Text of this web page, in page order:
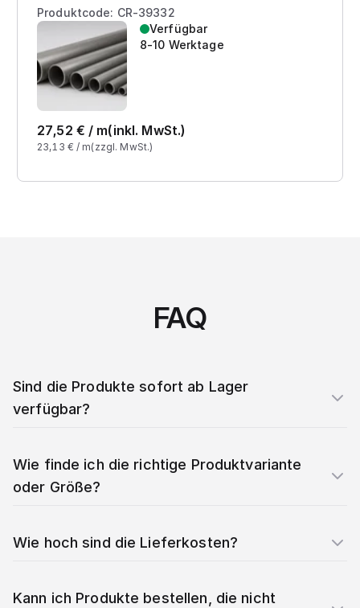
Produktcode: CR-39332
Verfügbar
8-10 Werktage
27,52 € / m(inkl. MwSt.)
23,13 € / m(zzgl. MwSt.)
FAQ
Sind die Produkte sofort ab Lager
verfügbar?
Wie finde ich die richtige Produktvariante
oder Größe?
Wie hoch sind die Lieferkosten?
Kann ich Produkte bestellen, die nicht